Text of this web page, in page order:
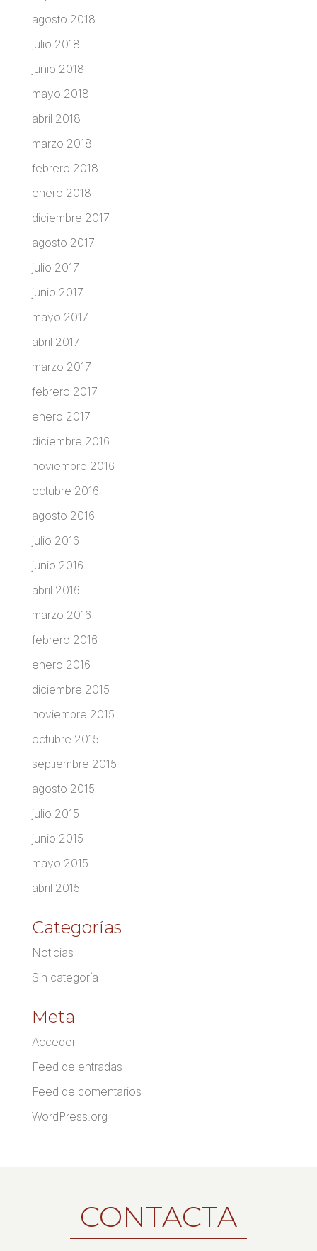
agosto 2018
julio 2018
junio 2018
mayo 2018
abril 2018
marzo 2018
febrero 2018
enero 2018
diciembre 2017
agosto 2017
julio 2017
junio 2017
mayo 2017
abril 2017
marzo 2017
febrero 2017
enero 2017
diciembre 2016
noviembre 2016
octubre 2016
agosto 2016
julio 2016
junio 2016
abril 2016
marzo 2016
febrero 2016
enero 2016
diciembre 2015
noviembre 2015
octubre 2015
septiembre 2015
agosto 2015
julio 2015
junio 2015
mayo 2015
abril 2015
Categorías
Noticias
Sin categoría
Meta
Acceder
Feed de entradas
Feed de comentarios
WordPress.org
CONTACTA